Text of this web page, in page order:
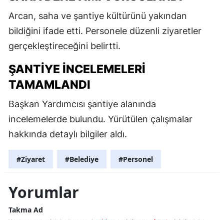
Arcan, saha ve şantiye kültürünü yakından
bildiğini ifade etti. Personele düzenli ziyaretler
gerçekleştireceğini belirtti.
ŞANTIYE INCELEMELERI
TAMAMLANDI
Başkan Yardımcısı şantiye alanında
incelemelerde bulundu. Yürütülen çalışmalar
hakkında detaylı bilgiler aldı.
#Ziyaret #Belediye #Personel
Yorumlar
Takma Ad